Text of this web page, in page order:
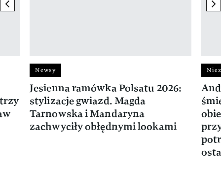
previous element
Newsy
Jesienna ramówka Polsatu 2026:
stylizacje gwiazd. Magda
Tarnowska i Mandaryna
zachwyciły obłędnymi lookami